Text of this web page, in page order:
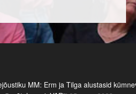
MM: Erm ja Tilga alustasid